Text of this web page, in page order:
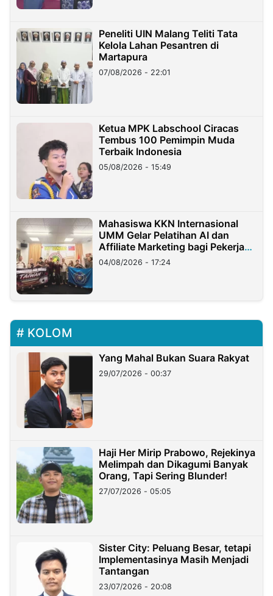
Peneliti UIN Malang Teliti Tata
Kelola Lahan Pesantren di
Martapura
07/08/2026 - 22:01
Ketua MPK Labschool Ciracas
Tembus 100 Pemimpin Muda
Terbaik Indonesia
05/08/2026 - 15:49
Mahasiswa KKN Internasional
UMM Gelar Pelatihan AI dan
Affiliate Marketing bagi Pekerja
Migran Indonesia di Taiwan
04/08/2026 - 17:24
KOLOM
Yang Mahal Bukan Suara Rakyat
29/07/2026 - 00:37
Haji Her Mirip Prabowo, Rejekinya
Melimpah dan Dikagumi Banyak
Orang, Tapi Sering Blunder!
27/07/2026 - 05:05
Sister City: Peluang Besar, tetapi
Implementasinya Masih Menjadi
Tantangan
23/07/2026 - 20:08